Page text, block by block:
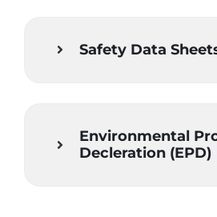
Safety Data
Environmental
Decleration (EPD)